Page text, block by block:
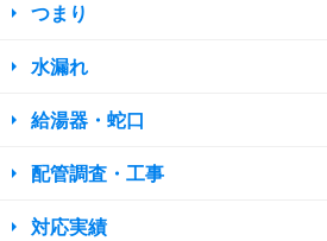
つまり
水漏れ
給湯器・蛇口
配管調査・工事
対応実績